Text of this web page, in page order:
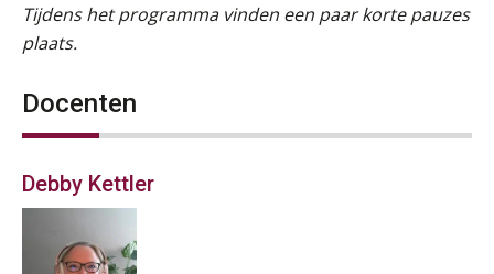
Tijdens het programma vinden een paar korte pauzes
plaats.
Docenten
Debby Kettler